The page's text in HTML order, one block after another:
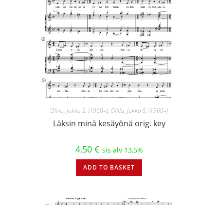
Ollila, Jukka S. (1960–), Ollila, Jukka S. (1960–)
Läksin minä kesäyönä orig. key
4,50 € sis alv 13,5%
ADD TO BASKET